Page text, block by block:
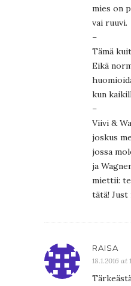
mies on
vai ruuvi.
–
Tämä
Eikä
kun
–
Viivi &
joskus
jossa
ja
miettii:
tätä! Just
RAISA
18.1.2016 at